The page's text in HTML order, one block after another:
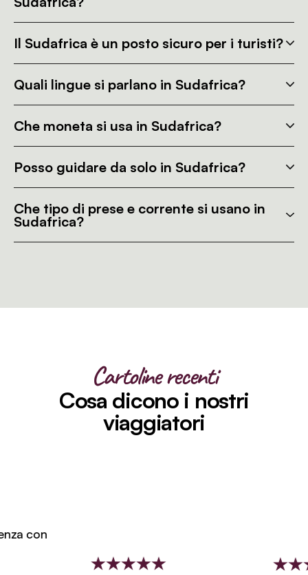
Il Sudafrica è un posto sicuro per i turisti?
Quali lingue si parlano in Sudafrica?
Che moneta si usa in Sudafrica?
Posso guidare da solo in Sudafrica?
Che tipo di prese e corrente si usano in
Sudafrica?
Cartoline recenti
Cosa dicono i nostri
viaggiatori
con